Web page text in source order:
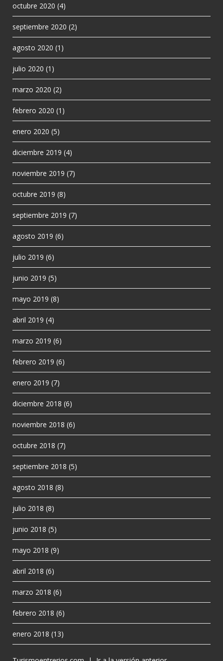
octubre 2020 (4)
septiembre 2020 (2)
agosto 2020 (1)
julio 2020 (1)
marzo 2020 (2)
febrero 2020 (1)
enero 2020 (5)
diciembre 2019 (4)
noviembre 2019 (7)
octubre 2019 (8)
septiembre 2019 (7)
agosto 2019 (6)
julio 2019 (6)
junio 2019 (5)
mayo 2019 (8)
abril 2019 (4)
marzo 2019 (6)
febrero 2019 (6)
enero 2019 (7)
diciembre 2018 (6)
noviembre 2018 (6)
octubre 2018 (7)
septiembre 2018 (5)
agosto 2018 (8)
julio 2018 (8)
junio 2018 (5)
mayo 2018 (9)
abril 2018 (6)
marzo 2018 (6)
febrero 2018 (6)
enero 2018 (13)